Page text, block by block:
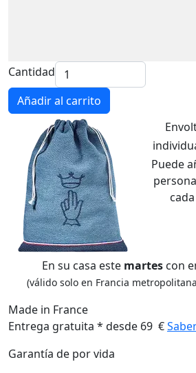
Cantidad
Añadir al carrito
Puede
En su casa este martescon
(válido solo en Francia
Made in France
Entrega gratuita * desde 69 €
Garantía de por vida